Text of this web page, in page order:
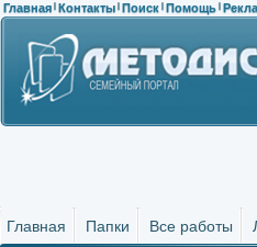
Главная | Контакты | Поиск | Помощь |
Главная Папки Все работы